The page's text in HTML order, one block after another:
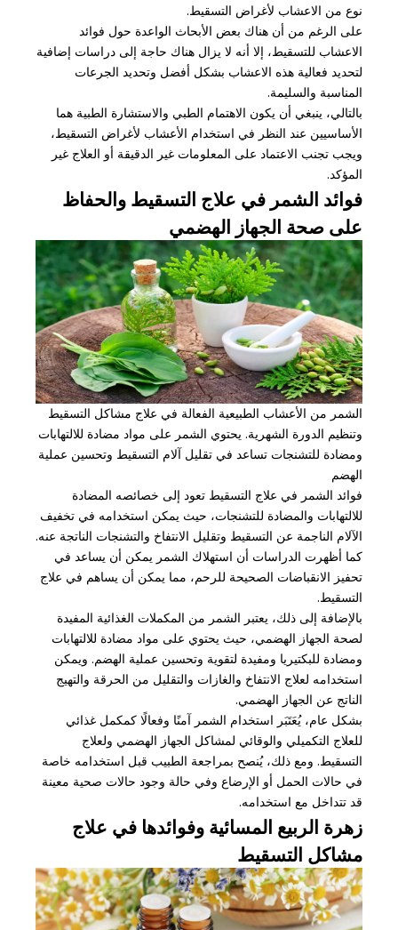
نوع من الاعشاب لأغراض التسقيط.
على الرغم من أن هناك بعض الأبحاث الواعدة حول فوائد
الاعشاب للتسقيط، إلا أنه لا يزال هناك حاجة إلى دراسات إضافية
لتحديد فعالية هذه الاعشاب بشكل أفضل وتحديد الجرعات
المناسبة والسليمة.
بالتالي، ينبغي أن يكون الاهتمام الطبي والاستشارة الطبية هما
الأساسيين عند النظر في استخدام الأعشاب لأغراض التسقيط،
ويجب تجنب الاعتماد على المعلومات غير الدقيقة أو العلاج غير
المؤكد.
فوائد الشمر في علاج التسقيط والحفاظ
على صحة الجهاز الهضمي
الشمر من الأعشاب الطبيعية الفعالة في علاج مشاكل التسقيط
وتنظيم الدورة الشهرية. يحتوي الشمر على مواد مضادة للالتهابات
ومضادة للتشنجات تساعد في تقليل آلام التسقيط وتحسين عملية
الهضم
فوائد الشمر في علاج التسقيط تعود إلى خصائصه المضادة
للالتهابات والمضادة للتشنجات، حيث يمكن استخدامه في تخفيف
الآلام الناجمة عن التسقيط وتقليل الانتفاخ والتشنجات الناتجة عنه.
كما أظهرت الدراسات أن استهلاك الشمر يمكن أن يساعد في
تحفيز الانقباضات الصحيحة للرحم، مما يمكن أن يساهم في علاج
التسقيط.
بالإضافة إلى ذلك، يعتبر الشمر من المكملات الغذائية المفيدة
لصحة الجهاز الهضمي، حيث يحتوي على مواد مضادة للالتهابات
ومضادة للبكتيريا ومفيدة لتقوية وتحسين عملية الهضم. ويمكن
استخدامه لعلاج الانتفاخ والغازات والتقليل من الحرقة والتهيج
الناتج عن الجهاز الهضمي.
بشكل عام، يُعَتَبَر استخدام الشمر آمنًا وفعالًا كمكمل غذائي
للعلاج التكميلي والوقائي لمشاكل الجهاز الهضمي ولعلاج
التسقيط. ومع ذلك، يُنصح بمراجعة الطبيب قبل استخدامه خاصة
في حالات الحمل أو الإرضاع وفي حالة وجود حالات صحية معينة
قد تتداخل مع استخدامه.
زهرة الربيع المسائية وفوائدها في علاج
مشاكل التسقيط